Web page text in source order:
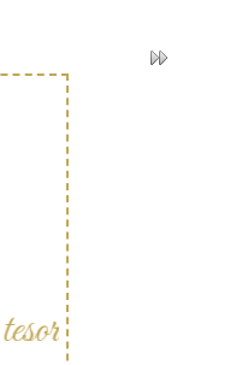
( ІТАЛІЙСЬКИЙ СМАК )